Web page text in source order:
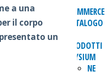
COMMERCE
CATALOGO
PRODOTTI
ELYSIUM
NE
a una
il corpo
un